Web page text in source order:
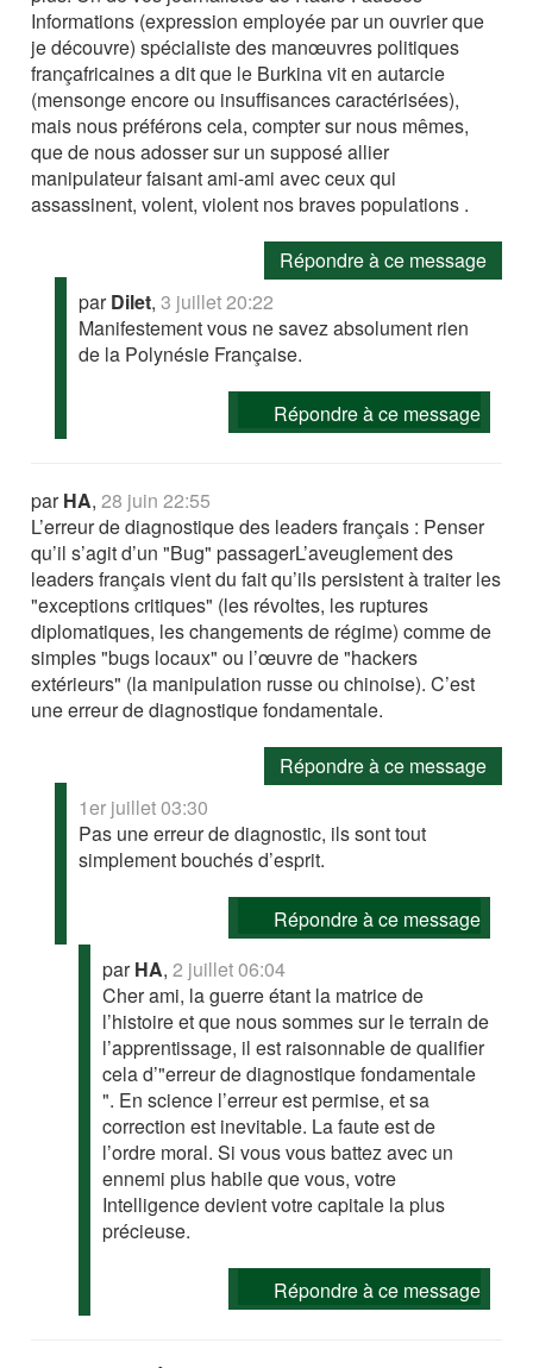
Informations (expression employée par un ouvrier que
je découvre) spécialiste des manœuvres politiques
françafricaines a dit que le Burkina vit en autarcie
(mensonge encore ou insuffisances caractérisées),
mais nous préférons cela, compter sur nous mêmes,
que de nous adosser sur un supposé allier
manipulateur faisant ami-ami avec ceux qui
assassinent, volent, violent nos braves populations .
Répondre à ce message
parDilet,3 juillet 20:22
Manifestement vous ne savez absolument rien
de la Polynésie Française.
Répondre à ce message
parHA,28 juin 22:55
L’erreur de diagnostique des leaders français : Penser
qu’il s’agit d’un "Bug" passager ​L’aveuglement des
leaders français vient du fait qu’ils persistent à traiter les
"exceptions critiques" (les révoltes, les ruptures
diplomatiques, les changements de régime) comme de
simples "bugs locaux" ou l’œuvre de "hackers
extérieurs" (la manipulation russe ou chinoise). C’est
une erreur de diagnostique fondamentale.
Répondre à ce message
1er juillet 03:30
Pas une erreur de diagnostic, ils sont tout
simplement bouchés d’esprit.
Répondre à ce message
parHA,2 juillet 06:04
Cher ami, la guerre étant la matrice de
l’histoire et que nous sommes sur le terrain de
l’apprentissage, il est raisonnable de qualifier
cela d’"erreur de diagnostique fondamentale
". En science l’erreur est permise, et sa
correction est inevitable. La faute est de
l’ordre moral. Si vous vous battez avec un
ennemi plus habile que vous, votre
Intelligence devient votre capitale la plus
précieuse.
Répondre à ce message